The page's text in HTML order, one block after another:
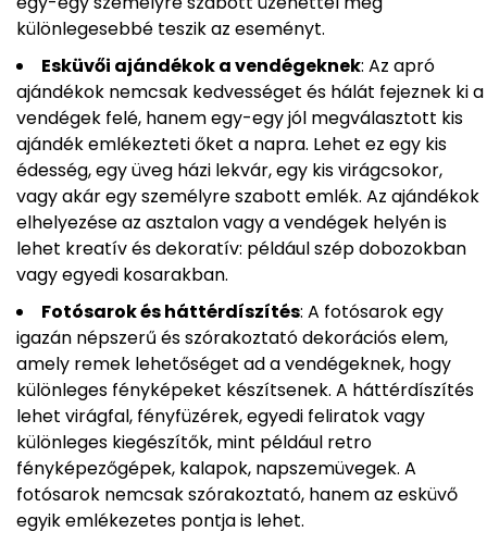
különlegesebbé teszik az eseményt.
Esküvői ajándékok a vendégeknek: Az apró
ajándékok nemcsak kedvességet és hálát fejeznek ki a
vendégek felé, hanem egy-egy jól megválasztott kis
ajándék emlékezteti őket a napra. Lehet ez egy kis
édesség, egy üveg házi lekvár, egy kis virágcsokor,
vagy akár egy személyre szabott emlék. Az ajándékok
elhelyezése az asztalon vagy a vendégek helyén is
lehet kreatív és dekoratív: például szép dobozokban
vagy egyedi kosarakban.
Fotósarok és háttérdíszítés: A fotósarok egy
igazán népszerű és szórakoztató dekorációs elem,
amely remek lehetőséget ad a vendégeknek, hogy
különleges fényképeket készítsenek. A háttérdíszítés
lehet virágfal, fényfüzérek, egyedi feliratok vagy
különleges kiegészítők, mint például retro
fényképezőgépek, kalapok, napszemüvegek. A
fotósarok nemcsak szórakoztató, hanem az esküvő
egyik emlékezetes pontja is lehet.